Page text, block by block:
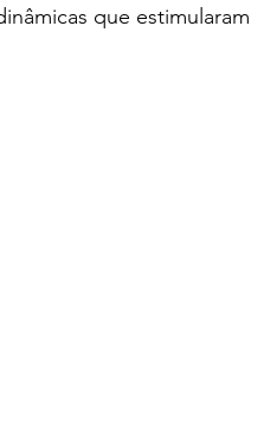
que estimularam